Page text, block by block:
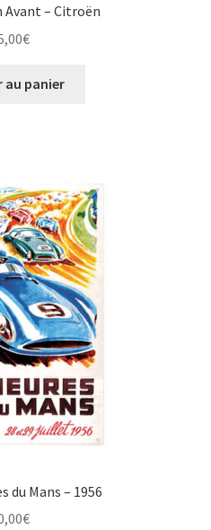
– Citroën
€
au panier
du Mans – 1956
€